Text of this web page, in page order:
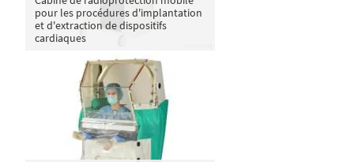
pour les procédures d'implantation
et d'extraction de dispositifs
cardiaques